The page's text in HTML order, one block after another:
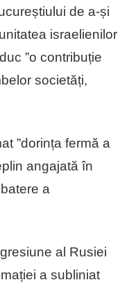
de a-și
israelienilor
”o contribuție
societăți,
”dorința fermă a
angajată în
a
al Rusiei
a subliniat